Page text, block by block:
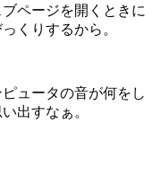
ページを開くときに
くりするから。
ュータの音が何をし
出すなぁ。